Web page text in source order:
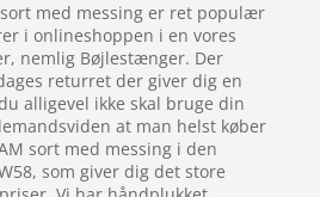
sort med messing er ret populær
i onlineshoppen i en vores
nemlig Bøjlestænger. Der
returret der giver dig en
alligevel ikke skal bruge din
at man helst køber
sort med messing i den
som giver dig det store